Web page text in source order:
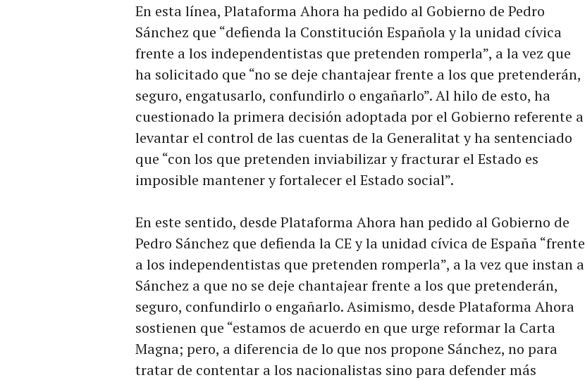
En esta línea, Plataforma Ahora ha pedido al Gobierno de Pedro
Sánchez que “defienda la Constitución Española y la unidad cívica
frente a los independentistas que pretenden romperla”, a la vez que
ha solicitado que “no se deje chantajear frente a los que pretenderán,
seguro, engatusarlo, confundirlo o engañarlo”. Al hilo de esto, ha
cuestionado la primera decisión adoptada por el Gobierno referente a
levantar el control de las cuentas de la Generalitat y ha sentenciado
que “con los que pretenden inviabilizar y fracturar el Estado es
imposible mantener y fortalecer el Estado social”.
En este sentido, desde Plataforma Ahora han pedido al Gobierno de
Pedro Sánchez que defienda la CE y la unidad cívica de España “frente
a los independentistas que pretenden romperla”, a la vez que instan a
Sánchez a que no se deje chantajear frente a los que pretenderán,
seguro, confundirlo o engañarlo. Asimismo, desde Plataforma Ahora
sostienen que “estamos de acuerdo en que urge reformar la Carta
Magna; pero, a diferencia de lo que nos propone Sánchez, no para
tratar de contentar a los nacionalistas sino para defender más